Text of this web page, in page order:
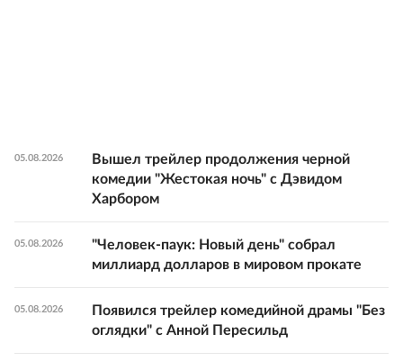
05.08.2026
Вышел трейлер продолжения черной
комедии "Жестокая ночь" с Дэвидом
Харбором
05.08.2026
"Человек-паук: Новый день" собрал
миллиард долларов в мировом прокате
05.08.2026
Появился трейлер комедийной драмы "Без
оглядки" с Анной Пересильд